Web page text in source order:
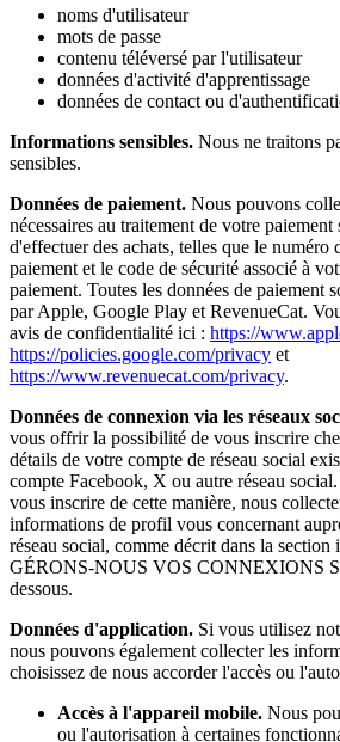
noms d'utilisateur
mots de passe
contenu téléversé par l'utilisateur
données d'activité d'apprentissage
données de contact ou
Informations sensibles. Nous ne traitons
sensibles.
Données de paiement. Nous pouvons
nécessaires au traitement de votre
d'effectuer des achats, telles que le numéro
paiement et le code de sécurité associé à
paiement. Toutes les données de paiement
par Apple, Google Play et RevenueCat.
avis de confidentialité ici : https://
https://policies.google.com/privacy et
https://www.revenuecat.com/privacy.
Données de connexion via les réseaux
vous offrir la possibilité de vous inscrire
détails de votre compte de réseau social
compte Facebook, X ou autre réseau
vous inscrire de cette manière, nous
informations de profil vous concernant
réseau social, comme décrit dans la
GÉRONS-NOUS VOS CONNEXIONS
dessous.
Données d'application. Si vous utilisez
nous pouvons également collecter les
choisissez de nous accorder l'accès ou
Accès à l'appareil mobile. Nous
ou l'autorisation à certaines